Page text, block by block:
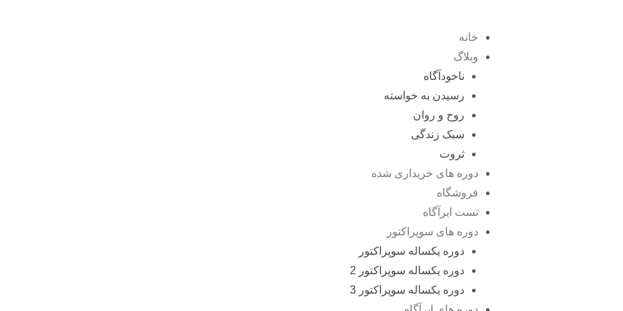
خانه
وبلاگ
ناخودآگاه
رسیدن به خواسته
روح و روان
سبک زندگی
ثروت
دوره های خریداری شده
فروشگاه
تست ابرآگاه
دوره های سوپراکتور
دوره یکساله سوپراکتور
دوره یکساله سوپراکتور 2
دوره یکساله سوپراکتور 3